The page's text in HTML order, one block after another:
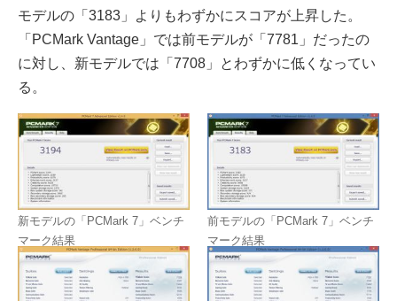
モデルの「3183」よりもわずかにスコアが上昇した。
「PCMark Vantage」では前モデルが「7781」だったの
に対し、新モデルでは「7708」とわずかに低くなってい
る。
新モデルの「PCMark 7」ベンチ
マーク結果
前モデルの「PCMark 7」ベンチ
マーク結果